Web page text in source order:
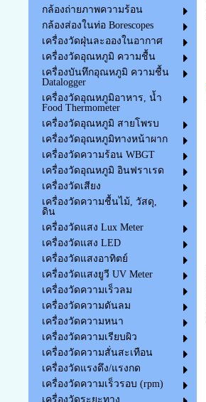
กล้องถ่ายภาพความร้อน
กล้องส่องในท่อ Borescopes
เครื่องวัดฝุ่นละอองในอากาศ
เครื่องวัดอุณหภูมิ ความชื้น
เครื่องบันทึกอุณหภูมิ ความชื้น
Datalogger
เครื่องวัดอุณหภูมิอาหาร, น้ำ
Food Thermometer
เครื่องวัดอุณหภูมิ สายโพรบ
เครื่องวัดอุณหภูมิทางหน้าผาก
เครื่องวัดความร้อน WBGT
เครื่องวัดอุณหภูมิ อินฟราเรด
เครื่องวัดเสียง
เครื่องวัดความชื้นไม้, วัสดุ,
ดิน
เครื่องวัดแสง Lux Meter
เครื่องวัดแสง LED
เครื่องวัดแสงอาทิตย์
เครื่องวัดแสงยูวี UV Meter
เครื่องวัดความเร็วลม
เครื่องวัดความดันลม
เครื่องวัดความหนา
เครื่องวัดความเรียบผิว
เครื่องวัดความสั่นสะเทือน
เครื่องวัดแรงดึง/แรงกด
เครื่องวัดความเร็วรอบ (rpm)
เครื่องวัดระยะทาง